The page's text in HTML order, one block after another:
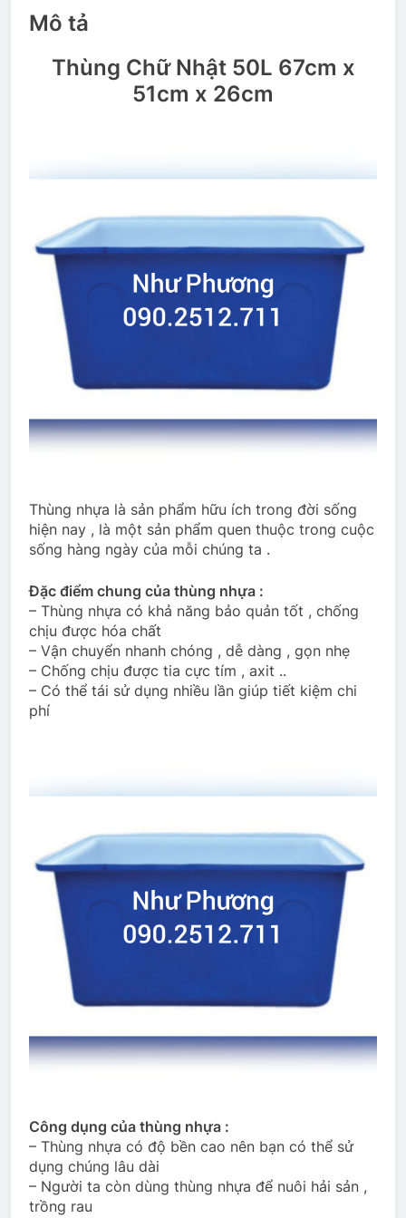
Mô tả
Thùng Chữ Nhật 50L 67cm x
51cm x 26cm
Thùng nhựa là sản phẩm hữu ích trong đời sống
hiện nay , là một sản phẩm quen thuộc trong cuộc
sống hàng ngày của mỗi chúng ta .
Đặc điểm chung của thùng nhựa :
– Thùng nhựa có khả năng bảo quản tốt , chống
chịu được hóa chất
– Vận chuyển nhanh chóng , dễ dàng , gọn nhẹ
– Chống chịu được tia cực tím , axit ..
– Có thể tái sử dụng nhiều lần giúp tiết kiệm chi
phí
Công dụng của thùng nhựa :
– Thùng nhựa có độ bền cao nên bạn có thể sử
dụng chúng lâu dài
– Người ta còn dùng thùng nhựa để nuôi hải sản ,
trồng rau